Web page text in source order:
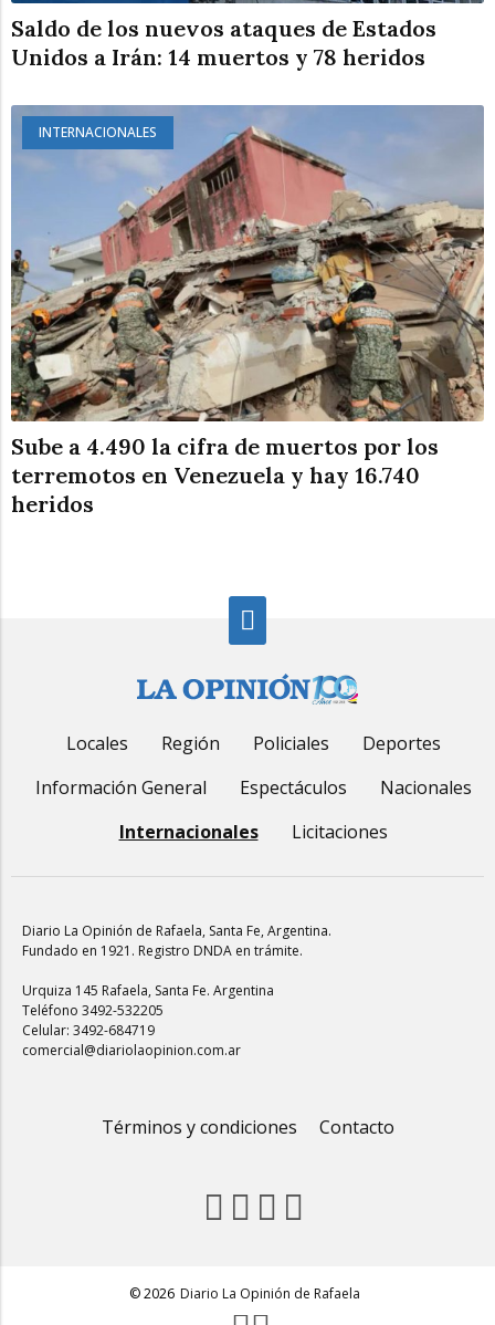
Saldo de los nuevos ataques de Estados
Unidos a Irán: 14 muertos y 78 heridos
INTERNACIONALES
Sube a 4.490 la cifra de muertos por los
terremotos en Venezuela y hay 16.740
heridos
Locales Región Policiales
Deportes
Información General
Espectáculos
Nacionales
Internacionales
Licitaciones
Diario La Opinión de Rafaela, Santa Fe, Argentina.
Fundado en 1921. Registro DNDA en trámite.
Urquiza 145 Rafaela, Santa Fe. Argentina
Teléfono 3492-532205
Celular: 3492-684719
comercial@diariolaopinion.com.ar
Términos y condiciones Contacto
© 2026 Diario La Opinión de Rafaela